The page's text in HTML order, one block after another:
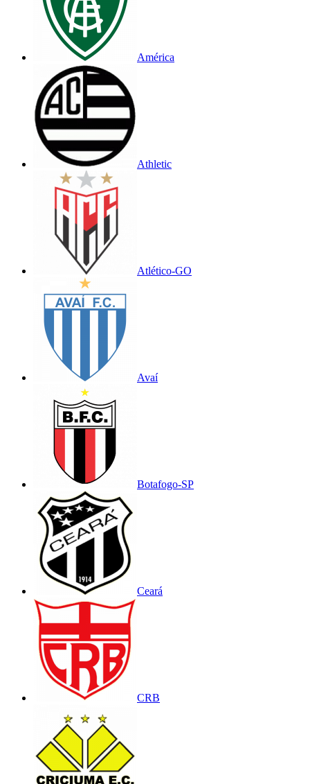
América
Athletic
Atlético-GO
Avaí
Botafogo-SP
Ceará
CRB